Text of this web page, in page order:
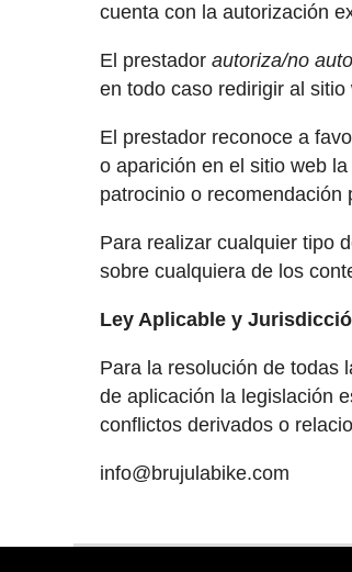
cuenta con la autorización
El prestadorautoriza/no
en todo caso redirigir al
El prestador reconoce a
o aparición en el sitio web
patrocinio o recomendación
Para realizar cualquier tipo
sobre cualquiera de los
Ley Aplicable y
Para la resolución de todas
de aplicación la legislación
conflictos derivados o
info@brujulabike.com